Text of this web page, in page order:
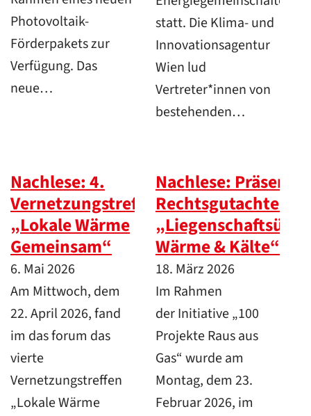
Photovoltaik-
Förderpakets zur
Verfügung. Das
neue…
statt. Die Klima- und
Innovationsagentur
Wien lud
Vertreter*innen von
bestehenden…
Nachlese: 4.
Vernetzungstreffen
„Lokale Wärme
Gemeinsam“
6. Mai 2026
Am Mittwoch, dem
22. April 2026, fand
im das forum das
vierte
Vernetzungstreffen
„Lokale Wärme
Nachlese:
Rechtsgutachten
Wärme & Kälte“
18. März 2026
Im Rahmen
der Initiative „100
Projekte Raus aus
Gas“ wurde am
Montag, dem 23.
Februar 2026, im